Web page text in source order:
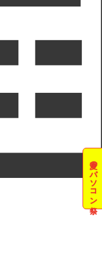
夏のパソコン祭